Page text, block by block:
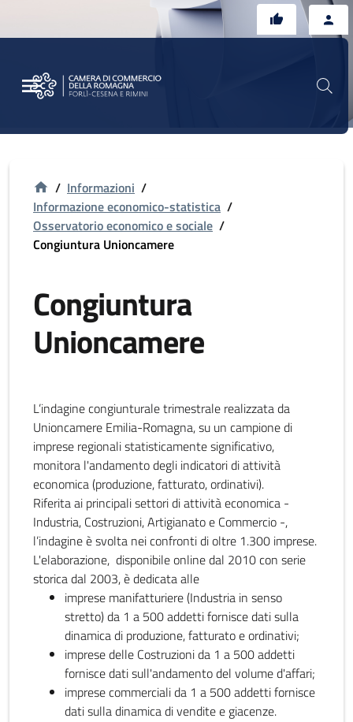
/ Informazioni /
Informazione economico-statistica /
Osservatorio economico e sociale /
Congiuntura Unioncamere
Congiuntura
Unioncamere
L’indagine congiunturale trimestrale realizzata da
Unioncamere Emilia-Romagna, su un campione di
imprese regionali statisticamente significativo,
monitora l'andamento degli indicatori di attività
economica (produzione, fatturato, ordinativi).
Riferita ai principali settori di attività economica -
Industria, Costruzioni, Artigianato e Commercio -,
l’indagine è svolta nei confronti di oltre 1.300 imprese.
L'elaborazione, disponibile online dal 2010 con serie
storica dal 2003, è dedicata alle
imprese manifatturiere (Industria in senso
stretto) da 1 a 500 addetti fornisce dati sulla
dinamica di produzione, fatturato e ordinativi;
imprese delle Costruzioni da 1 a 500 addetti
fornisce dati sull'andamento del volume d'affari;
imprese commerciali da 1 a 500 addetti fornisce
dati sulla dinamica di vendite e giacenze.